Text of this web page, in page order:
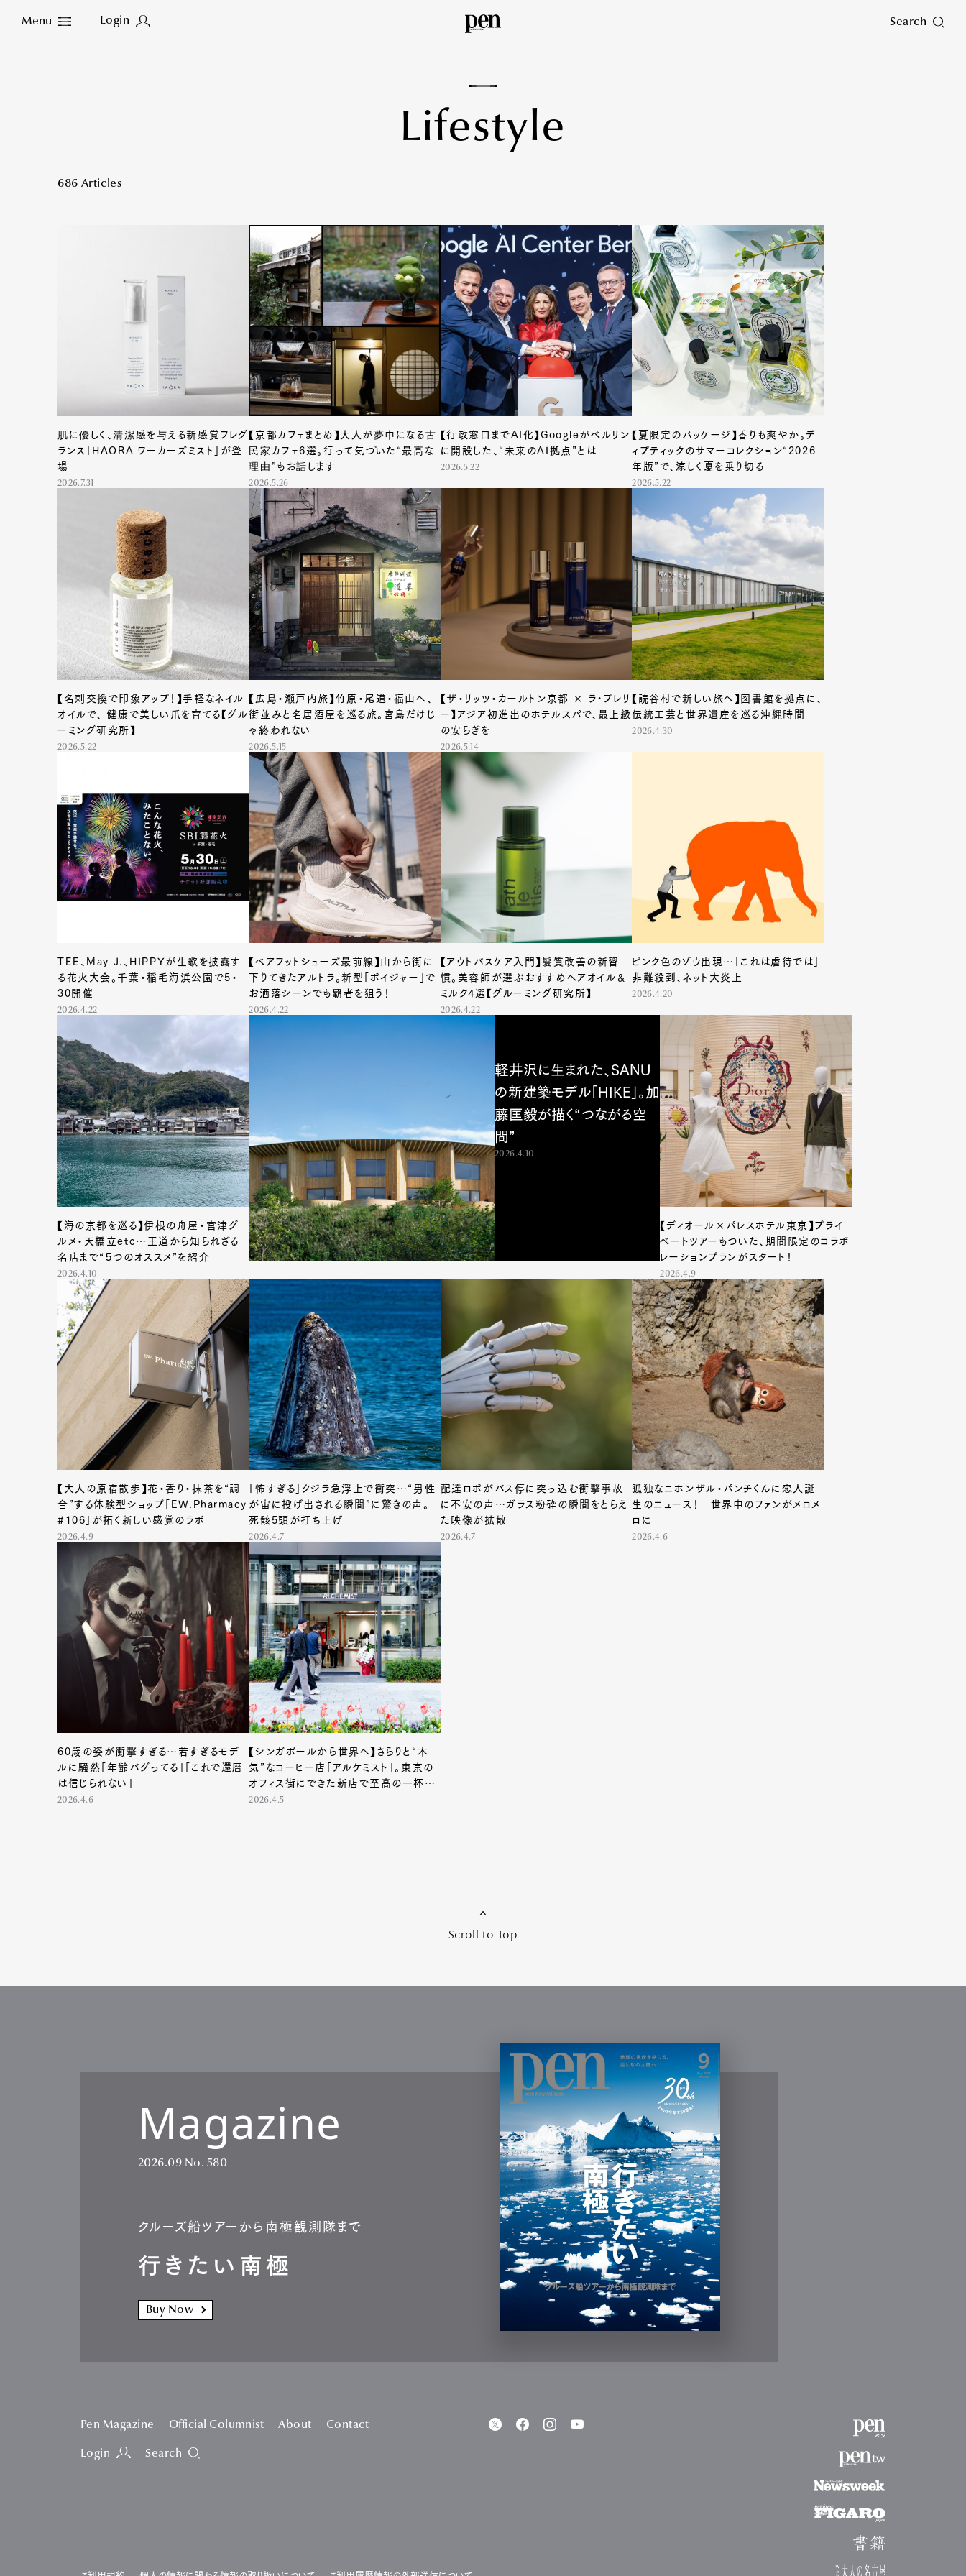
Menu Login Search
Close
Art&Design
Gourmet
Cars Product
Culture
Lifestyle
Pen Membership Magazine Contact
Pen Meet Pen international Pen tw
Lifestyle
686 Articles
肌に優しく、清潔感を与える新感覚フレグ
ランス「HAORA ワーカーズミスト」が登
場
2026.7.31
【京都カフェまとめ】大人が夢中になる古
民家カフェ6選。行って気づいた“最高な
理由”もお話します
2026.5.26
【行政窓口までAI化】Googleがベルリン
に開設した、“未来のAI拠点”とは
2026.5.22
【夏限定のパッケージ】香りも爽やか。デ
ィプティックのサマーコレクション“2026
年版”で、涼しく夏を乗り切る
2026.5.22
【名刺交換で印象アップ！】手軽なネイル
オイルで、 健康で美しい爪を育てる【グル
ーミング研究所】
2026.5.22
【広島・瀬戸内旅】竹原・尾道・福山へ、
街並みと名居酒屋を巡る旅。宮島だけじ
ゃ終われない
2026.5.15
【ザ・リッツ・カールトン京都 × ラ•プレリ
ー】アジア初進出のホテルスパで、最上級
の安らぎを
2026.5.14
【読谷村で新しい旅へ】図書館を拠点に、
伝統工芸と世界遺産を巡る沖縄時間
2026.4.30
TEE、May J.、HIPPYが生歌を披露す
る花火大会。千葉・稲毛海浜公園で5・
30開催
2026.4.22
【ベアフットシューズ最前線】山から街に
下りてきたアルトラ。新型「ボイジャー」で
お洒落シーンでも覇者を狙う！
2026.4.22
【アウトバスケア入門】髪質改善の新習
慣。美容師が選ぶおすすめヘアオイル＆
ミルク4選【グルーミング研究所】
2026.4.22
ピンク色のゾウ出現…「これは虐待では」
非難殺到、ネット大炎上
2026.4.20
【海の京都を巡る】伊根の舟屋・宮津グ
ルメ・天橋立etc…王道から知られざる
名店まで“５つのオススメ”を紹介
2026.4.10
軽井沢に生まれた、SANU
の新建築モデル「HIKE」。加
藤匡毅が描く“つながる空
間”
2026.4.10
【ディオール×パレスホテル東京】プライ
ベートツアーもついた、期間限定のコラボ
レーションプランがスタート！
2026.4.9
【大人の原宿散歩】花・香り・抹茶を“調
合”する体験型ショップ「EW.Pharmacy
#106」が拓く新しい感覚のラボ
2026.4.9
「怖すぎる」クジラ急浮上で衝突…“男性
が宙に投げ出される瞬間”に驚きの声。
死骸5頭が打ち上げ
2026.4.7
配達ロボがバス停に突っ込む衝撃事故
に不安の声…ガラス粉砕の瞬間をとらえ
た映像が拡散
2026.4.7
孤独なニホンザル・パンチくんに恋人誕
生のニュース！ 世界中のファンがメロメ
ロに
2026.4.6
60歳の姿が衝撃すぎる…若すぎるモデ
ルに騒然「年齢バグってる」「これで還暦
は信じられない」
2026.4.6
【シンガポールから世界へ】さらりと“本
気”なコーヒー店「アルケミスト」。東京の
オフィス街にできた新店で至高の一杯に
出会った
2026.4.5
Scroll to Top
Magazine
2026.09 No. 580
クルーズ船ツアーから南極観測隊まで
行きたい南極
Buy Now
Pen Magazine Official Columnist About Contact
Login Search